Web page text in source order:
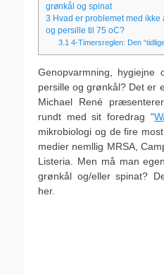
grønkål og spinat
3 Hvad er problemet med
og persille til 75 oC?
3.1 4-Timersreglen: Den
Genopvarmning, hygiejne
persille og grønkål? Det er
Michael René
rundt med sit foredrag “
mikrobiologi og de fire
medier nemllig MRSA,
Listeria. Men må man
grønkål og/eller spinat?
her.